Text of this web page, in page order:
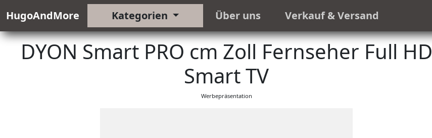
HugoAndMore Kategorien Über uns Verkauf & Versand
DYON Smart PRO cm Zoll Fernseher Full HD
Smart TV
Werbepräsentation